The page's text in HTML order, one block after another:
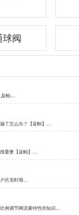
球阀
帕…
了怎么办？【蓝帕】…
重要【蓝帕】…
共克时艰…
例调节阀流量特性的知识…